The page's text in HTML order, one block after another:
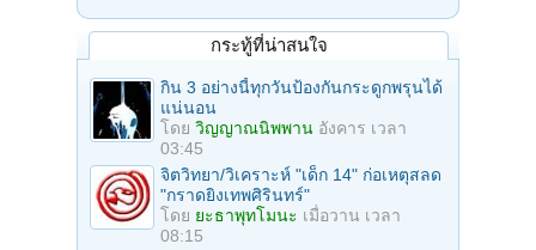
กระทู้ที่น่าสนใจ
กิน 3 อย่างนี้ทุกวันป้องกันกระดูกพรุนได้
แน่นอน
โดย วิญญาณนิพพาน อังคาร เวลา
03:45
จิตวิทยา/วิเคราะห์ "เด็ก 14" ก่อเหตุสลด
"กราดยิงเทพศิรินทร์"
โดย ยะธาพุทโมนะ เมื่อวาน เวลา
08:15